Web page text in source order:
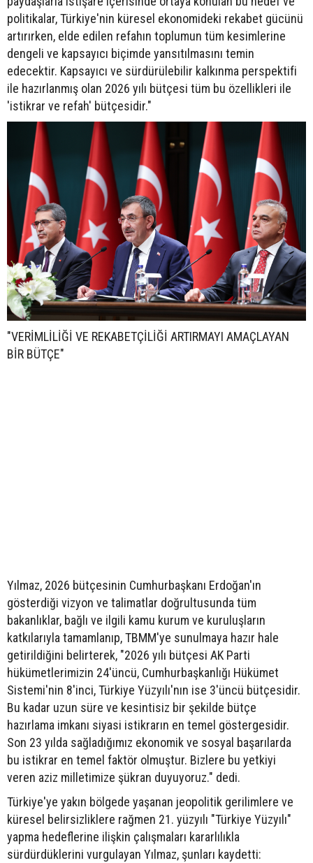
politikalar, Türkiye'nin küresel ekonomideki rekabet gücünü
artırırken, elde edilen refahın toplumun tüm kesimlerine
dengeli ve kapsayıcı biçimde yansıtılmasını temin
edecektir. Kapsayıcı ve sürdürülebilir kalkınma perspektifi
ile hazırlanmış olan 2026 yılı bütçesi tüm bu özellikleri ile
'istikrar ve refah' bütçesidir."
"VERİMLİLİĞİ VE REKABETÇİLİĞİ ARTIRMAYI AMAÇLAYAN
BİR BÜTÇE"
Yılmaz, 2026 bütçesinin Cumhurbaşkanı Erdoğan'ın
gösterdiği vizyon ve talimatlar doğrultusunda tüm
bakanlıklar, bağlı ve ilgili kamu kurum ve kuruluşların
katkılarıyla tamamlanıp, TBMM'ye sunulmaya hazır hale
getirildiğini belirterek, "2026 yılı bütçesi AK Parti
hükümetlerimizin 24'üncü, Cumhurbaşkanlığı Hükümet
Sistemi'nin 8'inci, Türkiye Yüzyılı'nın ise 3'üncü bütçesidir.
Bu kadar uzun süre ve kesintisiz bir şekilde bütçe
hazırlama imkanı siyasi istikrarın en temel göstergesidir.
Son 23 yılda sağladığımız ekonomik ve sosyal başarılarda
bu istikrar en temel faktör olmuştur. Bizlere bu yetkiyi
veren aziz milletimize şükran duyuyoruz." dedi.
Türkiye'ye yakın bölgede yaşanan jeopolitik gerilimlere ve
küresel belirsizliklere rağmen 21. yüzyılı "Türkiye Yüzyılı"
yapma hedeflerine ilişkin çalışmaları kararlılıkla
sürdürdüklerini vurgulayan Yılmaz, şunları kaydetti: